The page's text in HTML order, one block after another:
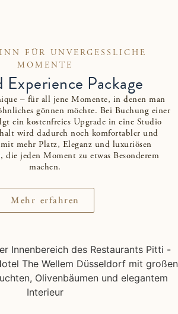
FÜR UNVERGESSLICHE
MOMENTE
Package
– für all jene Momente, in denen man
gönnen möchte. Bei Buchung einer
ein kostenfreies Upgrade in eine Studio
wird dadurch noch komfortabler und
mit mehr Platz, Eleganz und luxuriösen
die jeden Moment zu etwas Besonderem
machen.
Mehr erfahren